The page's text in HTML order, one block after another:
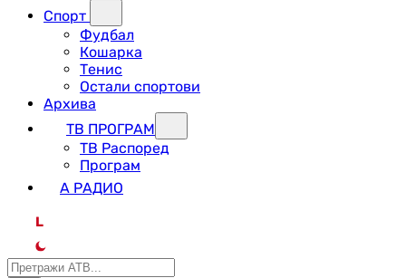
Спорт
Фудбал
Кошарка
Тенис
Остали спортови
Архива
ТВ ПРОГРАМ
ТВ Распоред
Програм
А РАДИО
L